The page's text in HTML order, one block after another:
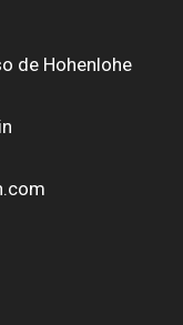
de Hohenlohe